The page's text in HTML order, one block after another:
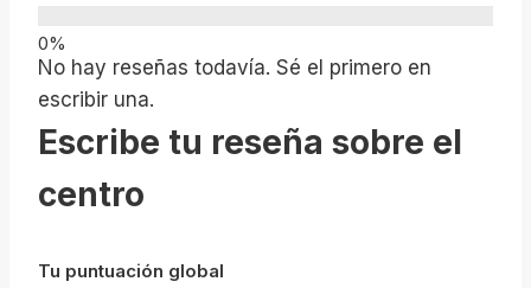
No hay reseñas todavía. Sé el primero en
escribir una.
Escribe tu reseña sobre el
centro
Tu puntuación global